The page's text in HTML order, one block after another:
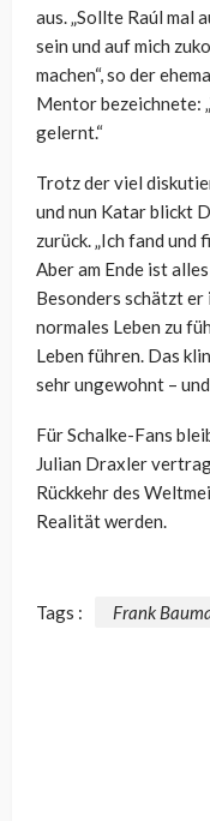
aus. „Sollte Raúl mal
sein und auf mich
machen“, so der
Mentor bezeichnete:
gelernt.“
Trotz der viel
und nun Katar blickt
zurück. „Ich fand
Aber am Ende ist
Besonders schätzt
normales Leben zu
Leben führen. Das
sehr ungewohnt –
Für Schalke-Fans
Julian Draxler
Rückkehr des
Realität werden.
Tags : Frank